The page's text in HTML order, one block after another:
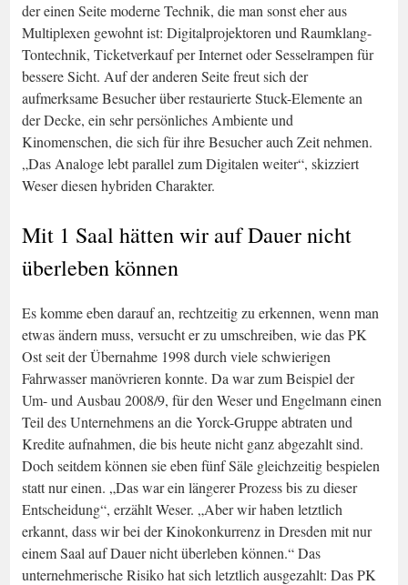
der einen Seite moderne Technik, die man sonst eher aus
Multiplexen gewohnt ist: Digitalprojektoren und Raumklang-
Tontechnik, Ticketverkauf per Internet oder Sesselrampen für
bessere Sicht. Auf der anderen Seite freut sich der
aufmerksame Besucher über restaurierte Stuck-Elemente an
der Decke, ein sehr persönliches Ambiente und
Kinomenschen, die sich für ihre Besucher auch Zeit nehmen.
„Das Analoge lebt parallel zum Digitalen weiter“, skizziert
Weser diesen hybriden Charakter.
Mit 1 Saal hätten wir auf Dauer nicht
überleben können
Es komme eben darauf an, rechtzeitig zu erkennen, wenn man
etwas ändern muss, versucht er zu umschreiben, wie das PK
Ost seit der Übernahme 1998 durch viele schwierigen
Fahrwasser manövrieren konnte. Da war zum Beispiel der
Um- und Ausbau 2008/9, für den Weser und Engelmann einen
Teil des Unternehmens an die Yorck-Gruppe abtraten und
Kredite aufnahmen, die bis heute nicht ganz abgezahlt sind.
Doch seitdem können sie eben fünf Säle gleichzeitig bespielen
statt nur einen. „Das war ein längerer Prozess bis zu dieser
Entscheidung“, erzählt Weser. „Aber wir haben letztlich
erkannt, dass wir bei der Kinokonkurrenz in Dresden mit nur
einem Saal auf Dauer nicht überleben können.“ Das
unternehmerische Risiko hat sich letztlich ausgezahlt: Das PK